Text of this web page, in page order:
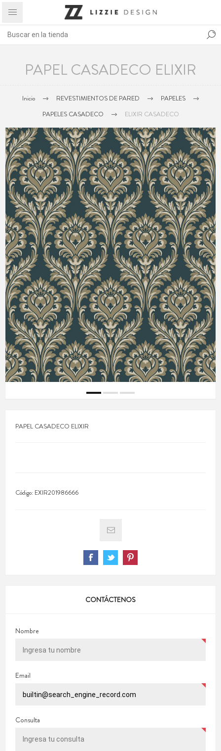
PAPEL CASADECO ELIXIR
Inicio REVESTIMIENTOS DE PARED
PAPELES
PAPELES CASADECO
ELIXIR CASADECO
PAPEL CASADECO ELIXIR
Código: EXIR201986666
CONTÁCTENOS
Nombre
Email
Consulta